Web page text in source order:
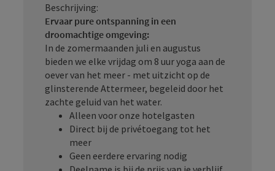
Beschrijving:
Ervaar pure ontspanning in een
droomachtige omgeving:
In de zomermaanden juli en augustus
bieden we elke vrijdag om 8 uur yoga aan de
oever van het meer - met uitzicht op de
glinsterende Attermeer, begeleid door het
zachte geluid van het water.
Alleen voor onze hotelgasten
Direct bij de privétoegang tot het
meer
Geen eerdere ervaring nodig